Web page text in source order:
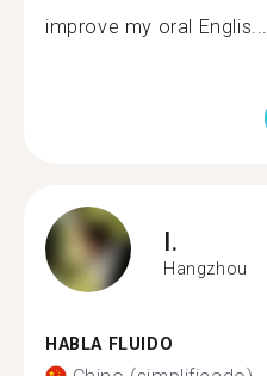
improve my oral Englis...
I.
Hangzhou
HABLA FLUIDO